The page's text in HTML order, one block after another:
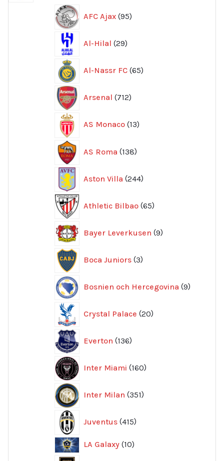
AFC Ajax 95
produkter
Al-Hilal 29
produkter
Al-Nassr FC 65
produkter
Arsenal 712
produkter
AS Monaco 13
produkter
AS Roma 138
produkter
Aston Villa 244
produkter
Athletic Bilbao 65
produkter
Bayer Leverkusen 9
produkter
Boca Juniors 3
produkter
Bosnien och Hercegovina 9
produkter
Crystal Palace 20
produkter
Everton 136
produkter
Inter Miami 160
produkter
Inter Milan 351
produkter
Juventus 415
produkter
LA Galaxy 1010